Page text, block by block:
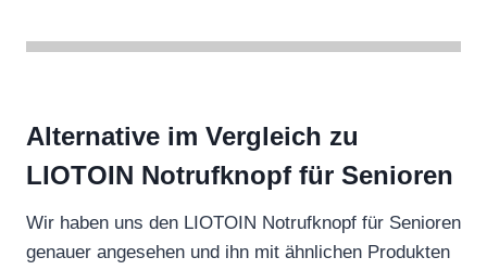
Alternative im Vergleich zu
LIOTOIN Notrufknopf für Senioren
Wir haben uns den LIOTOIN Notrufknopf für Senioren
genauer angesehen und ihn mit ähnlichen Produkten